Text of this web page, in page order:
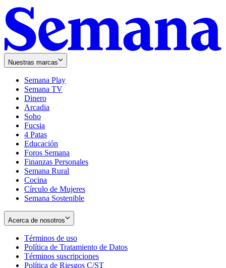
Nuestras marcas
Semana Play
Semana TV
Dinero
Arcadia
Soho
in
new
window
Fucsia
in
new
window
4 Patas
Educación
Foros Semana
Finanzas Personales
Semana Rural
Cocina
Círculo de Mujeres
Semana Sostenible
Acerca de nosotros
Términos de uso
in
new
window
Política de Tratamiento de Datos
Términos suscripciones
in
Política de Riesgos C/ST